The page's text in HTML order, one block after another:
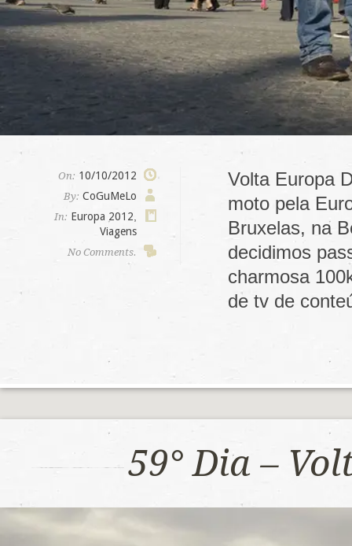
On: 10/10/2012
By: CoGuMeLo
In: Europa 2012
Viagens
No Comments.
Volta Europa
moto pela
Bruxelas, na
decidimos
charmosa
de tv de
59° Dia –